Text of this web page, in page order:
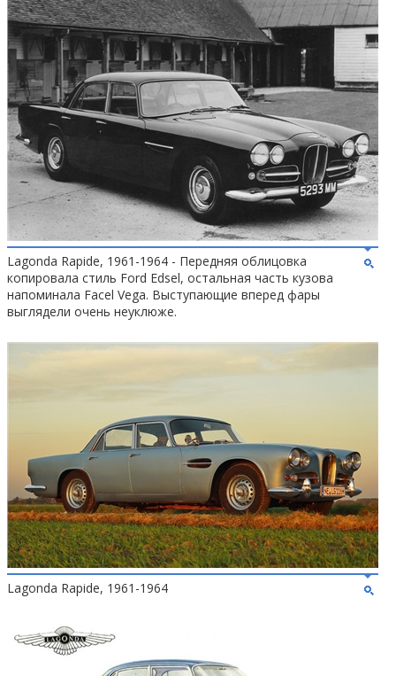
Lagonda Rapide, 1961-1964 - Передняя облицовка
копировала стиль Ford Edsel, остальная часть кузова
напоминала Facel Vega. Выступающие вперед фары
выглядели очень неуклюже.
Lagonda Rapide, 1961-1964